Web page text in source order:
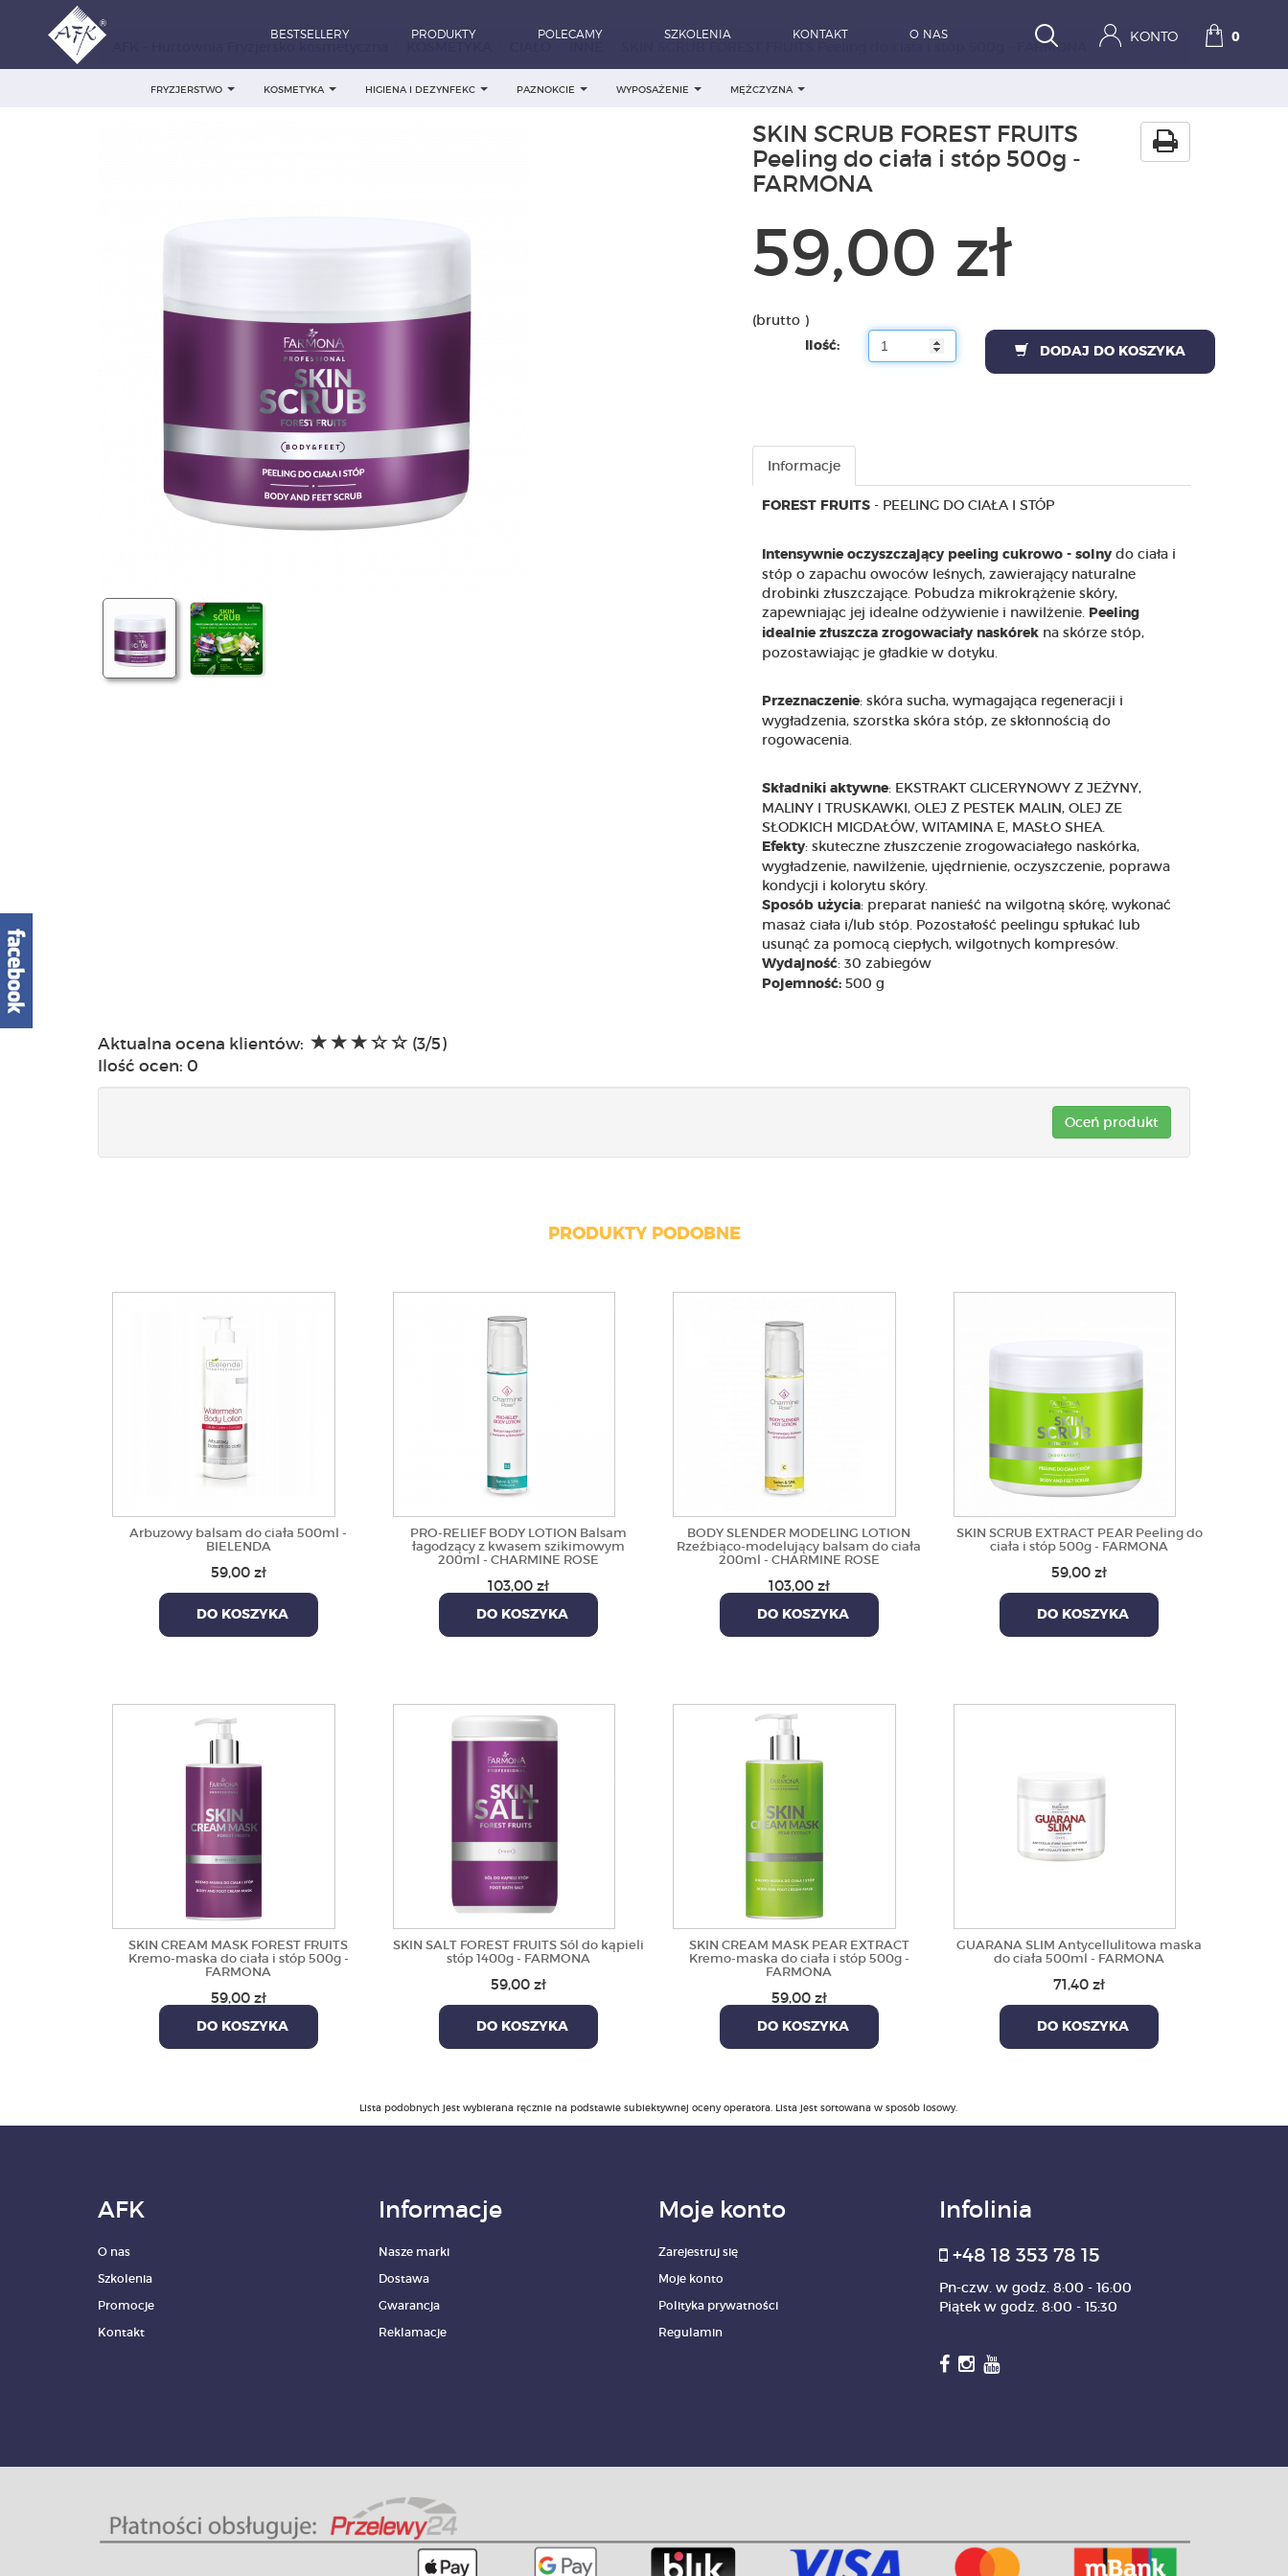
BESTSELLERY PRODUKTY POLECAMY SZKOLENIA KONTAKT O NAS KONTO 0
FRYZJERSTWO KOSMETYKA HIGIENA I DEZYNFEKC PAZNOKCIE WYPOSAŻENIE MĘŻCZYZNA
SKIN SCRUB FOREST FRUITS Peeling do ciała i stóp 500g - FARMONA
SKIN SCRUB FOREST FRUITS
Peeling do ciała i stóp 500g -
FARMONA
59,00 zł
(brutto )
Ilość: DODAJ DO KOSZYKA
Informacje
FOREST FRUITS- PEELING DO CIAŁA I STÓP
Intensywnie oczyszczający peeling cukrowo - solnydo ciała i
stóp o zapachu owoców leśnych, zawierający naturalne
drobinki złuszczające. Pobudza mikrokrążenie skóry,
zapewniając jej idealne odżywienie i nawilżenie. Peeling
idealnie złuszcza zrogowaciały naskórekna skórze stóp,
pozostawiając je gładkie w dotyku.
Przeznaczenie: skóra sucha, wymagająca regeneracji i
wygładzenia, szorstka skóra stóp, ze skłonnością do
rogowacenia.
Składniki aktywne: EKSTRAKT GLICERYNOWY Z JEŻYNY,
MALINY I TRUSKAWKI, OLEJ Z PESTEK MALIN, OLEJ ZE
SŁODKICH MIGDAŁÓW, WITAMINA E, MASŁO SHEA.
Efekty: skuteczne złuszczenie zrogowaciałego naskórka,
wygładzenie, nawilżenie, ujędrnienie, oczyszczenie, poprawa
kondycji i kolorytu skóry.
Sposób użycia: preparat nanieść na wilgotną skórę, wykonać
masaż ciała i/lub stóp. Pozostałość peelingu spłukać lub
usunąć za pomocą ciepłych, wilgotnych kompresów.
Wydajność: 30 zabiegów
Pojemność:500 g
Aktualna ocena klientów:
(3/5)
Ilość ocen: 0
Oceń produkt
PRODUKTY PODOBNE
Arbuzowy balsam do ciała 500ml -
BIELENDA
59,00 zł
DO KOSZYKA
PRO-RELIEF BODY LOTION Balsam
łagodzący z kwasem szikimowym
200ml - CHARMINE ROSE
103,00 zł
DO KOSZYKA
BODY SLENDER MODELING LOTION
Rzeźbiąco-modelujący balsam do ciała
200ml - CHARMINE ROSE
103,00 zł
DO KOSZYKA
SKIN SCRUB EXTRACT PEAR Peeling do
ciała i stóp 500g - FARMONA
59,00 zł
DO KOSZYKA
SKIN CREAM MASK FOREST FRUITS
Kremo-maska do ciała i stóp 500g -
FARMONA
59,00 zł
DO KOSZYKA
SKIN SALT FOREST FRUITS Sól do kąpieli
stóp 1400g - FARMONA
59,00 zł
DO KOSZYKA
SKIN CREAM MASK PEAR EXTRACT
Kremo-maska do ciała i stóp 500g -
FARMONA
59,00 zł
DO KOSZYKA
GUARANA SLIM Antycellulitowa maska
do ciała 500ml - FARMONA
71,40 zł
DO KOSZYKA
Lista podobnych jest wybierana ręcznie na podstawie subiektywnej oceny operatora. Lista jest sortowana w sposób losowy.
AFK
O nas
Szkolenia
Promocje
Kontakt
Informacje
Nasze marki
Dostawa
Gwarancja
Reklamacje
Moje konto
Zarejestruj się
Moje konto
Polityka prywatności
Regulamin
Infolinia
+48 18 353 78 15
Pn-czw. w godz. 8:00 - 16:00
Piątek w godz. 8:00 - 15:30